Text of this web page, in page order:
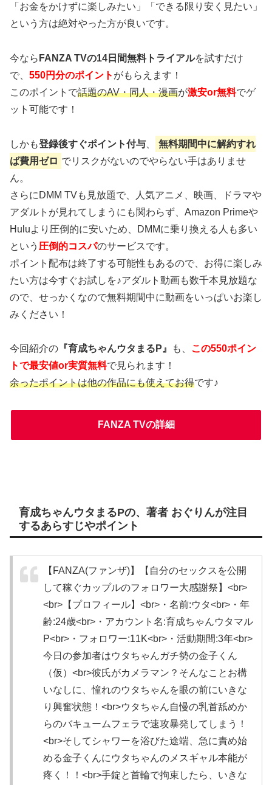
「お金をかけずに楽しみたい」「できる限り安く見たい」
という方は絶対やった方が良いです。
今なら FANZA TVの14日間無料トライアルを試すだけ
で、 550円分のポイント がもらえます！
このポイントで話題のAV・同人・漫画が激安or無料でゲ
ット可能です！
しかも登録後すぐポイント付与
無料期間中に解約すれ
ば費用ゼロ でリスクがないのでやらない手はありませ
ん。
さらにDMM TVも見放題で、人気アニメ、映画、ドラマや
アダルトが見れてしまうにも関わらず、Amazon Primeや
Huluより圧倒的に安いため、DMMに乗り換える人も多い
という 圧倒的コスパのサービスです。
ポイント配布は終了する可能性もあるので、お得に楽しみ
たい方は今すぐお試しを♪アダルト動画も数千本見放題な
ので、せっかくなので無料期間中に動画をいっぱいお楽し
みください！
今回紹介の 『育成ちゃんウタまるP』 も、 この550ポイン
トで最安値or実質無料で見られます！
余ったポイントは他の作品にも使えてお得です♪
FANZA TVの詳細
育成ちゃんウタまるPの、著者 おぐりんが注目
するあらすじやポイント
【FANZA(ファンザ)】【自分のセックスを公開
して稼ぐカップルのフォロワー大感謝祭】<br>
<br>【プロフィール】<br>・名前:ウタ<br>・年
齢:24歳<br>・アカウント名:育成ちゃんウタマル
P<br>・フォロワー:11K<br>・活動期間:3年<br>
今日の参加者はウタちゃんガチ勢の金子くん
（仮）<br>彼氏がカメラマン？そんなことお構
いなしに、憧れのウタちゃんを眼の前にいきな
り興奮状態！<br>ウタちゃん自慢の乳首舐めか
らのバキュームフェラで速攻暴発してしまう！
<br>そしてシャワーを浴びた途端、急に責め始
める金子くんにウタちゃんのメスギャル本能が
疼く！！<br>手錠と首輪で拘束したら、いきな